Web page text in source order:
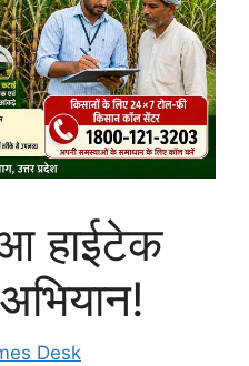
हाईटेक
Desk